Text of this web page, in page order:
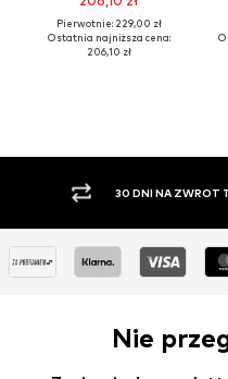
Pierwotnie: 229,00 zł
Ostatnia najniższa cena:
206,10 zł
30 DNI NA ZWROT
Nie